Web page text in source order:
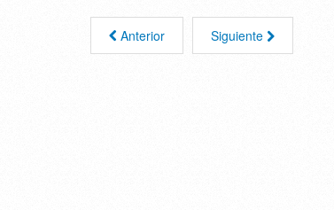
Anterior Siguiente